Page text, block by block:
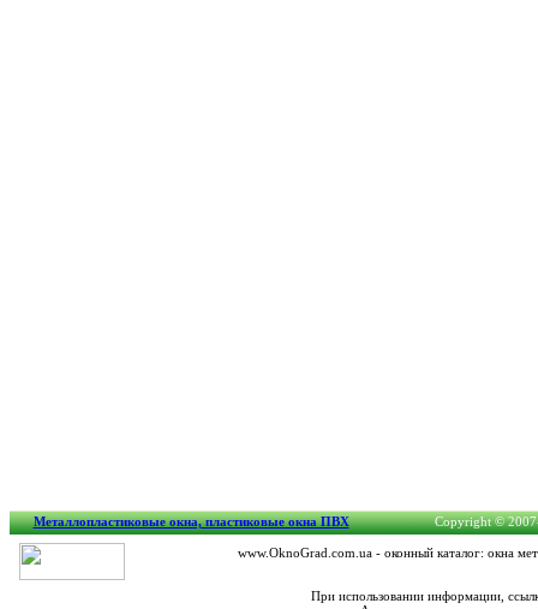
Металлопластиковые окна, пластиковые окна ПВХ Copyright ©
www.OknoGrad.com.ua - оконный каталог: окна
При использовании информации,